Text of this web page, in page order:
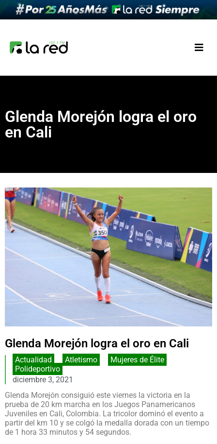
Glenda Morejón logra el oro
en Cali
Glenda Morejón logra el oro en Cali
Actualidad Atletismo Mujeres de Élite
Polideportivo
diciembre 3, 2021
Glenda Morejón consiguió este viernes la victoria en la
prueba de 20 km marcha en los Juegos Panamericanos
Juveniles en Cali, Colombia. La tricolor dominó el evento a
partir del km 10 y se colgó la medalla dorada con un tiempo
de 1 hora 33 minutos y 54 segundos.